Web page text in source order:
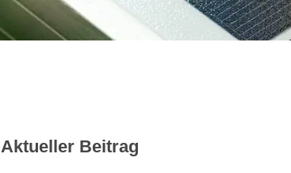
Aktueller Beitrag